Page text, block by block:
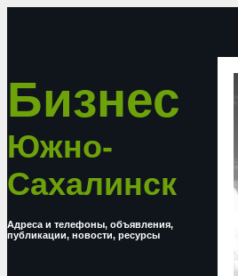
Бизнес
Южно-
Сахалинск
Адреса и телефоны, объявления,
публикации, новости, ресурсы